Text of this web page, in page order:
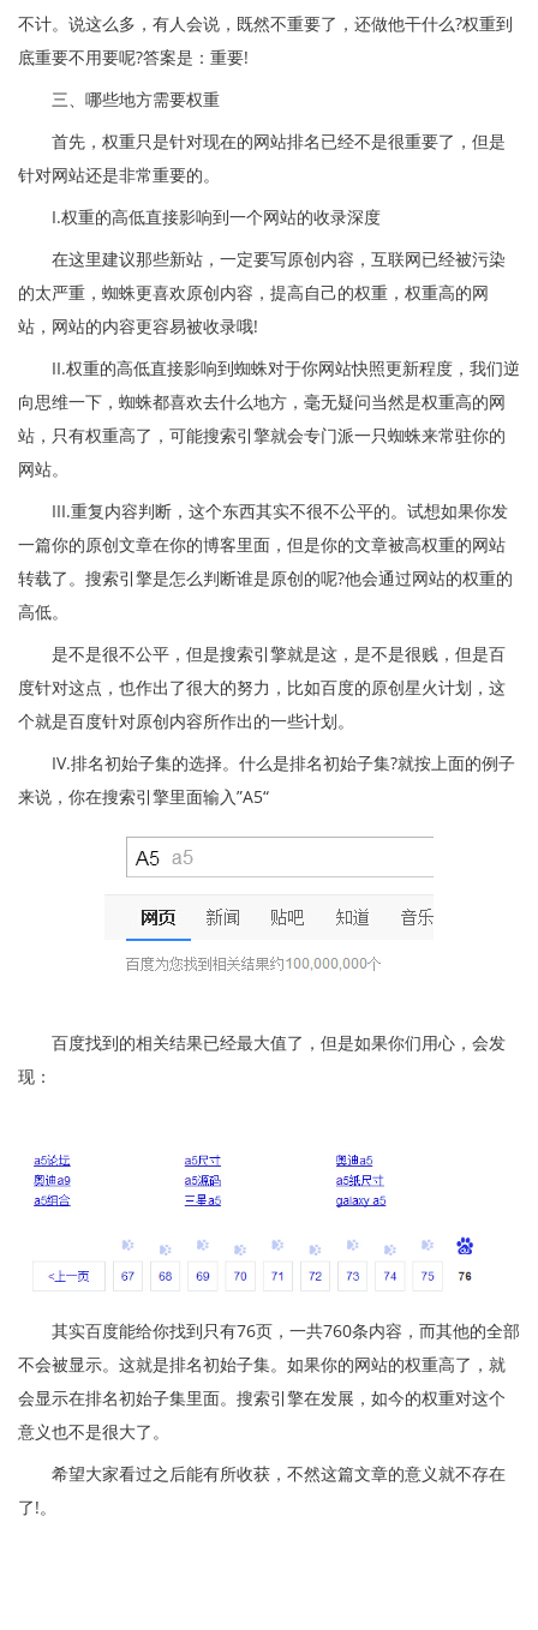
不计。说这么多，有人会说，既然不重要了，还做他干什么?权重到
底重要不用要呢?答案是：重要!
三、哪些地方需要权重
首先，权重只是针对现在的网站排名已经不是很重要了，但是
针对网站还是非常重要的。
I.权重的高低直接影响到一个网站的收录深度
在这里建议那些新站，一定要写原创内容，互联网已经被污染
的太严重，蜘蛛更喜欢原创内容，提高自己的权重，权重高的网
站，网站的内容更容易被收录哦!
II.权重的高低直接影响到蜘蛛对于你网站快照更新程度，我们逆
向思维一下，蜘蛛都喜欢去什么地方，毫无疑问当然是权重高的网
站，只有权重高了，可能搜索引擎就会专门派一只蜘蛛来常驻你的
网站。
III.重复内容判断，这个东西其实不很不公平的。试想如果你发
一篇你的原创文章在你的博客里面，但是你的文章被高权重的网站
转载了。搜索引擎是怎么判断谁是原创的呢?他会通过网站的权重的
高低。
是不是很不公平，但是搜索引擎就是这，是不是很贱，但是百
度针对这点，也作出了很大的努力，比如百度的原创星火计划，这
个就是百度针对原创内容所作出的一些计划。
IV.排名初始子集的选择。什么是排名初始子集?就按上面的例子
来说，你在搜索引擎里面输入”A5“
百度找到的相关结果已经最大值了，但是如果你们用心，会发
现：
其实百度能给你找到只有76页，一共760条内容，而其他的全部
不会被显示。这就是排名初始子集。如果你的网站的权重高了，就
会显示在排名初始子集里面。搜索引擎在发展，如今的权重对这个
意义也不是很大了。
希望大家看过之后能有所收获，不然这篇文章的意义就不存在
了!。